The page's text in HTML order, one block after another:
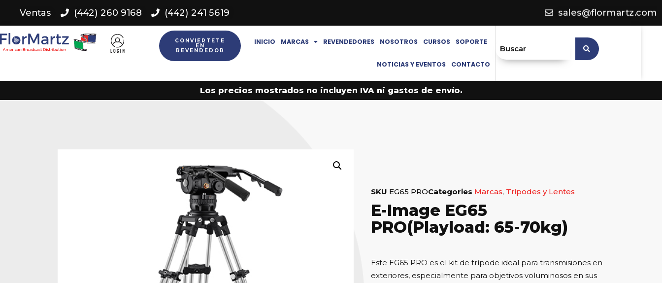
Ventas (442) 260 9168 (442) 241 5619 sales@flormartz.com
CONVIERTETE
EN
REVENDEDOR
INICIO MARCAS REVENDEDORES NOSOTROS CURSOS SOPORTE
NOTICIAS Y EVENTOS CONTACTO
Los precios mostrados no incluyen IVA ni gastos de envío.
SKU EG65 PROCategories Marcas, Tripodes y Lentes
E-Image EG65
PRO(Playload: 65-70kg)
Este EG65 PRO es el kit de trípode ideal para transmisiones en
exteriores, especialmente para objetivos voluminosos en sus